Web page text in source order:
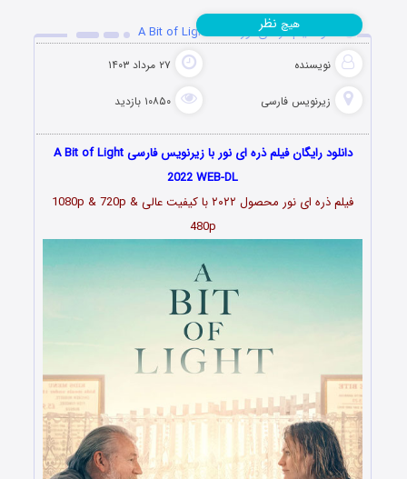
دانلود فیلم ذره ای نور A Bit of Light 2022
نویسنده ۲۷ مرداد ۱۴۰۳
زیرنویس فارسی ۱۰۸۵۰ بازدید
هیچ نظر
دانلود رایگان فیلم ذره ای نور با زیرنویس فارسی A Bit of Light
2022 WEB-DL
فیلم ذره ای نور محصول ۲۰۲۲ با کیفیت عالی 1080p & 720p &
480p